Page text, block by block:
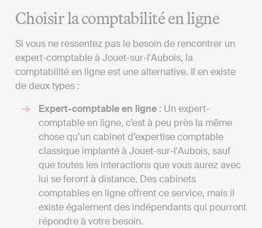
Choisir la comptabilité en ligne
Si vous ne ressentez pas le besoin de rencontrer un
expert-comptable à Jouet-sur-l'Aubois, la
comptabilité en ligne est une alternative. Il en existe
de deux types :
Expert-comptable en ligne : Un expert-
comptable en ligne, c’est à peu près la même
chose qu’un cabinet d’expertise comptable
classique implanté à Jouet-sur-l'Aubois, sauf
que toutes les interactions que vous aurez avec
lui se feront à distance. Des cabinets
comptables en ligne offrent ce service, mais il
existe également des indépendants qui pourront
répondre à votre besoin.